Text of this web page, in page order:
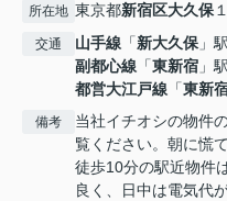
所在地 東京都新宿区大久保
交通 山手線 「新大久保 」
副都心線 「東新宿 」
都営大江戸線 「東新
備考
当社イチオシの物件
覧ください。朝に慌
徒歩10分の駅近物件
良く、日中は電気代